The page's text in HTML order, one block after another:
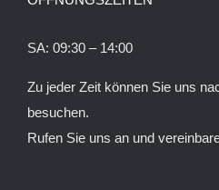
SA: 09:30 – 14:00
Zu jeder Zeit können Sie uns
besuchen.
Rufen Sie uns an und